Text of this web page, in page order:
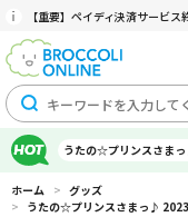
【重要】ペイディ決済サービ
うたの☆プリンスさま
ホーム > グッズ
> うたの☆プリンスさまっ♪